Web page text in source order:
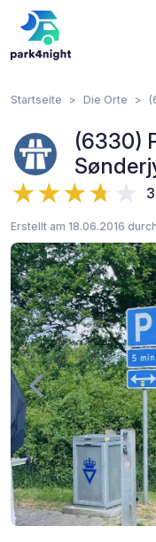
Startseite Die Orte
(6330)
Erstellt am 18.06.2016 durch